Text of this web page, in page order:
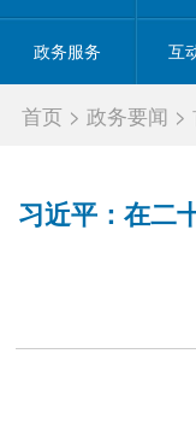
政务服务 互
首页 >政务要闻 >
习近平：在二